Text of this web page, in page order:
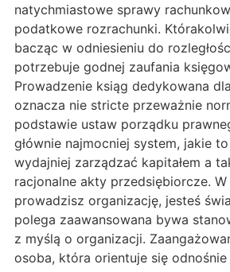
natychmiastowe sprawy
podatkowe rozrachunki.
bacząc w odniesieniu do
potrzebuje godnej zaufania
Prowadzenie ksiąg dedykowana
oznacza nie stricte przeważnie
podstawie ustaw porządku
głównie najmocniej system, jakie
wydajniej zarządzać kapitałem a
racjonalne akty przedsiębiorcze.
prowadzisz organizację, jesteś
polega zaawansowana bywa
z myślą o organizacji.
osoba, która orientuje się odnośnie